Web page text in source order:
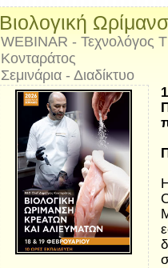
Βιολογική
WEBINAR - Τεχνολόγος
Κονταράτoς
Σεμινάρια - Διαδίκτυο